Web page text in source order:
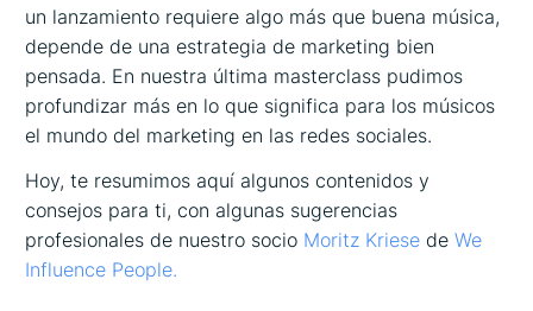
un lanzamiento requiere algo más que buena música,
depende de una estrategia de marketing bien
pensada. En nuestra última masterclass pudimos
profundizar más en lo que significa para los músicos
el mundo del marketing en las redes sociales.
Hoy, te resumimos aquí algunos contenidos y
consejos para ti, con algunas sugerencias
profesionales de nuestro socio Moritz Kriese deWe
Influence People.